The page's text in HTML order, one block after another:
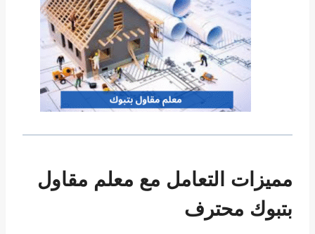
مميزات التعامل مع معلم مقاول
بتبوك محترف